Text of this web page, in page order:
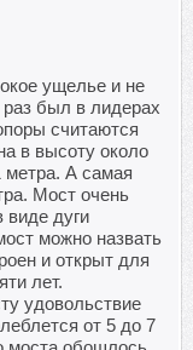
ущелье и не
был в лидерах
считаются
в высоту около
метра. А самая
Мост очень
виде дуги
можно назвать
и открыт для
лет.
удовольствие
от 5 до 7